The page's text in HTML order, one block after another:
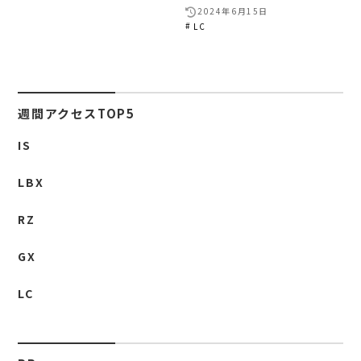
2024年6月15日
LC
週間アクセスTOP5
IS
LBX
RZ
GX
LC